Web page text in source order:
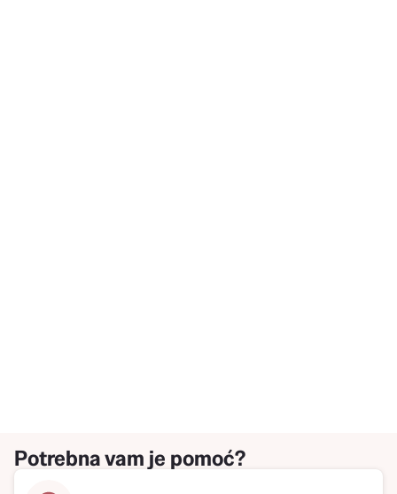
Potrebna vam je pomoć?